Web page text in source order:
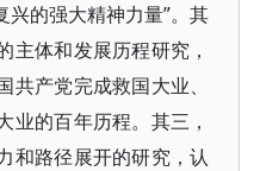
兴的强大精神力量”。其
主体和发展历程研究，
产党完成救国大业、
业的百年历程。其三，
和路径展开的研究，认